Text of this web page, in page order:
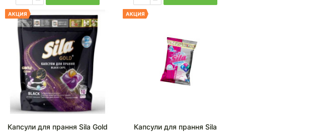
Капсули для прання Sila Gold
Капсули для прання Sila